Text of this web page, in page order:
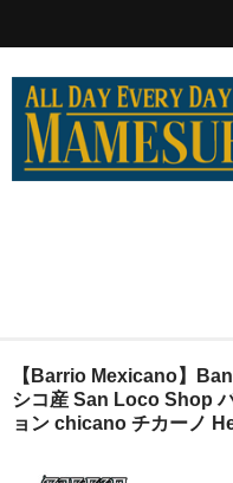
ホーム
MEXICO買い付け
新商品
【Barrio Mexicano】
シコ産 San Loco Shop
ョン chicano チカーノ